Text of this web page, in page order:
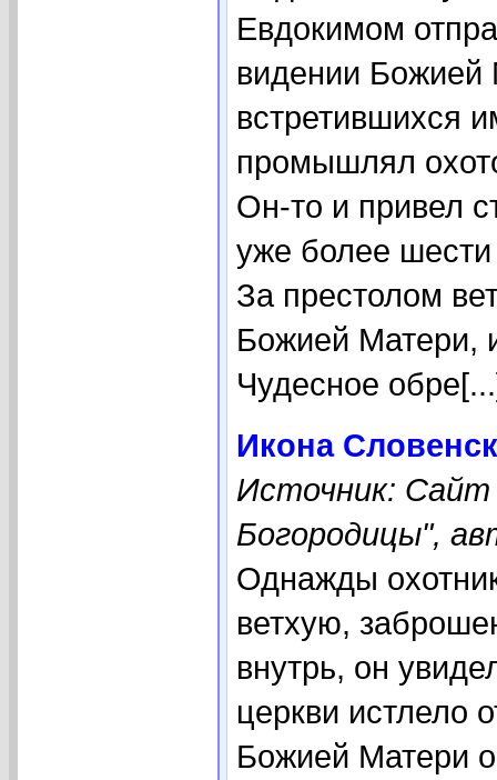
Евдокимом
видении Божией
встретившихся
промышлял
Он-то и привел
уже более шести
За престолом
Божией Матери,
Чудесное
Икона
Источник: Сайт
Богородицы",
Однажды
ветхую,
внутрь, он
церкви истлело
Божией Матери